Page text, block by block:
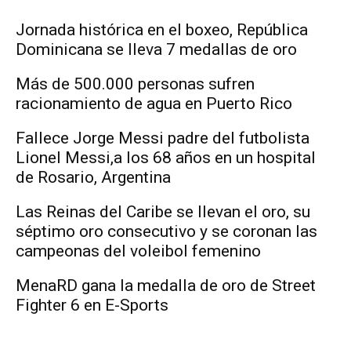
Jornada histórica en el boxeo, República
Dominicana se lleva 7 medallas de oro
Más de 500.000 personas sufren
racionamiento de agua en Puerto Rico
Fallece Jorge Messi padre del futbolista
Lionel Messi,a los 68 años en un hospital
de Rosario, Argentina
Las Reinas del Caribe se llevan el oro, su
séptimo oro consecutivo y se coronan las
campeonas del voleibol femenino
MenaRD gana la medalla de oro de Street
Fighter 6 en E-Sports